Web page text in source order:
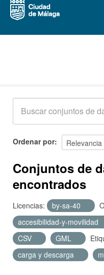
Acerca de
Ordenar por
Conjuntos de
encontrados
Licencias: by-sa-40
accesibilidad-y-movilidad
CSV
GML
carga y descarga